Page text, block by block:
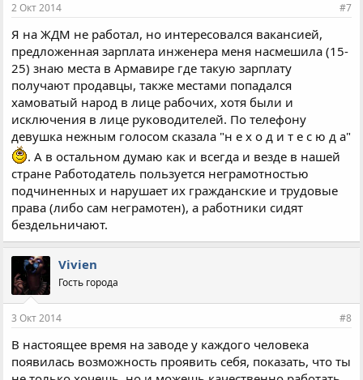
2 Окт 2014 #7
Я на ЖДМ не работал, но интересовался вакансией,
предложенная зарплата инженера меня насмешила (15-
25) знаю места в Армавире где такую зарплату
получают продавцы, также местами попадался
хамоватый народ в лице рабочих, хотя были и
исключения в лице руководителей. По телефону
девушка нежным голосом сказала "н е х о д и т е с ю д а"
. А в остальном думаю как и всегда и везде в нашей
стране Работодатель пользуется неграмотностью
подчиненных и нарушает их гражданские и трудовые
права (либо сам неграмотен), а работники сидят
бездельничают.
Vivien
Гость города
3 Окт 2014 #8
В настоящее время на заводе у каждого человека
появилась возможность проявить себя, показать, что ты